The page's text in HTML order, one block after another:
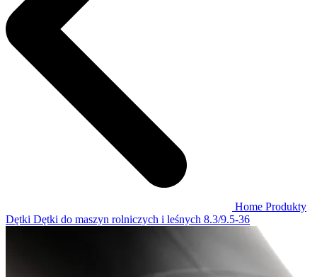
Home Produkty
Dętki Dętki do maszyn rolniczych i leśnych 8.3/9.5-36